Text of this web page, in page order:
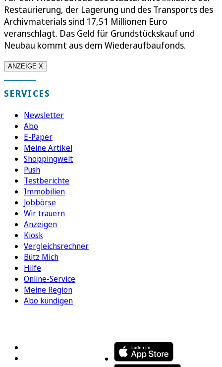
Restaurierung, der Lagerung und des Transports des
Archivmaterials sind 17,51 Millionen Euro
veranschlagt. Das Geld für Grundstückskauf und
Neubau kommt aus dem Wiederaufbaufonds.
ANZEIGE X
SERVICES
Newsletter
Abo
E-Paper
Meine Artikel
Shoppingwelt
Push
Testberichte
Immobilien
Jobbörse
Wir trauern
Anzeigen
Kiosk
Vergleichsrechner
Bütz Mich
Hilfe
Online-Service
Meine Region
Abo kündigen